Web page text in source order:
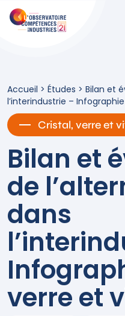
Accueil > Études > Bilan et
l’interindustrie –
Cristal, verre et
Bilan et
de
dans
verre et